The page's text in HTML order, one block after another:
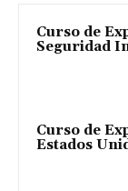
Curso de
Seguridad
Curso de
Estados